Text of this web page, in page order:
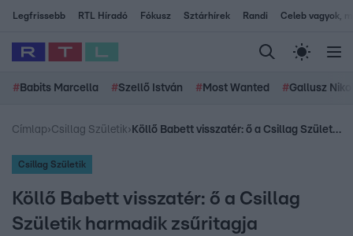
Legfrissebb RTL Híradó Fókusz Sztárhírek Randi Celeb vagyok,
# Babits Marcella #Szellő István # Most Wanted #Gallusz
Címlap›Csillag Születik› Köllő Babett visszatér: ő a Csillag Születik harmadik zsűritagja
Csillag Születik
Köllő Babett visszatér: ő a Csillag
Születik harmadik zsűritagja